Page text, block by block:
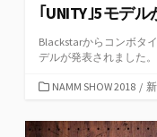
｢UNITY｣5モデル
Blackstarからコンボタ
デルが発表されました
カ
ゴ
NAMM SHOW 2018 /